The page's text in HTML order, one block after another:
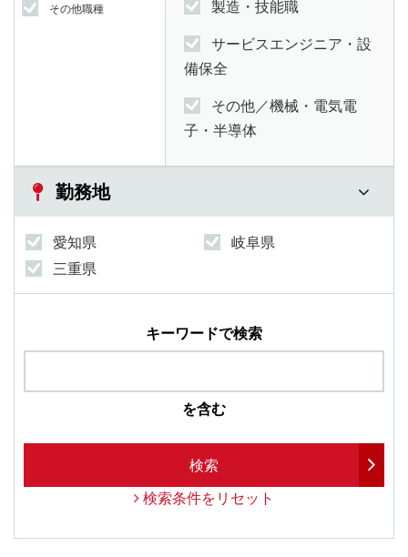
その他職種 製造・技能職
サービスエンジニア・設
備保全
その他／機械・電気電
子・半導体
勤務地
愛知県
岐阜県
三重県
キーワードで検索
を含む
検索
検索条件をリセット